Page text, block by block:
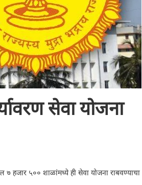
सेवा योजना
७ हजार ५०० शाळांमध्ये ही सेवा योजना राबवण्याचा